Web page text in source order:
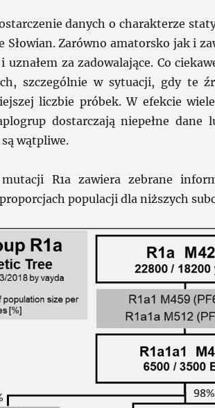
danych o charakterze
Słowian. Zarówno amatorsko jak i
uznałem za zadowalające. Co
szczególnie w sytuacji, gdy te
liczbie próbek. W efekcie
dostarczają niepełne
wątpliwe.
R1a zawiera zebrane
populacji dla niższych